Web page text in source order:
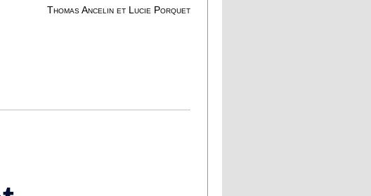
Thomas Ancelin et Lucie Porquet